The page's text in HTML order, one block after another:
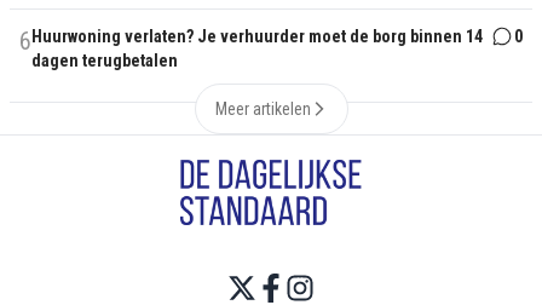
6 Huurwoning verlaten? Je verhuurder moet de borg binnen 14
dagen terugbetalen
0
Meer artikelen